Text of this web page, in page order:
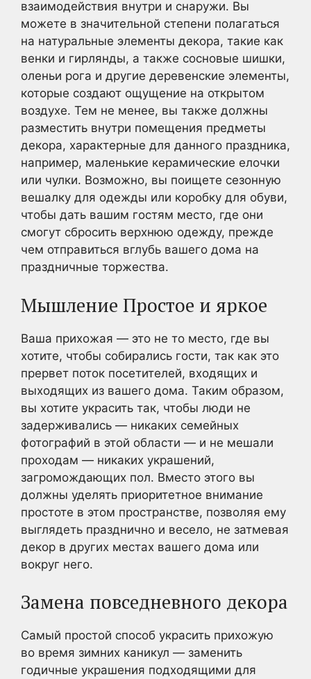
взаимодействия внутри и снаружи. Вы
можете в значительной степени полагаться
на натуральные элементы декора, такие как
венки и гирлянды, а также сосновые шишки,
оленьи рога и другие деревенские элементы,
которые создают ощущение на открытом
воздухе. Тем не менее, вы также должны
разместить внутри помещения предметы
декора, характерные для данного праздника,
например, маленькие керамические елочки
или чулки. Возможно, вы поищете сезонную
вешалку для одежды или коробку для обуви,
чтобы дать вашим гостям место, где они
смогут сбросить верхнюю одежду, прежде
чем отправиться вглубь вашего дома на
праздничные торжества.
Мышление Простое и яркое
Ваша прихожая — это не то место, где вы
хотите, чтобы собирались гости, так как это
прервет поток посетителей, входящих и
выходящих из вашего дома. Таким образом,
вы хотите украсить так, чтобы люди не
задерживались — никаких семейных
фотографий в этой области — и не мешали
проходам — никаких украшений,
загромождающих пол. Вместо этого вы
должны уделять приоритетное внимание
простоте в этом пространстве, позволяя ему
выглядеть празднично и весело, не затмевая
декор в других местах вашего дома или
вокруг него.
Замена повседневного декора
Самый простой способ украсить прихожую
во время зимних каникул — заменить
годичные украшения подходящими для